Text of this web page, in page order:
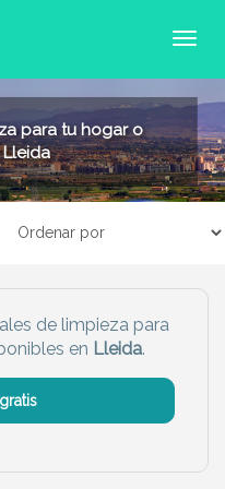
Chica
Profesor
de limpieza para
en Lleida.